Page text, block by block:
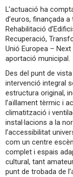
L’actuació ha
d’euros, finançada
Rehabilitació
Recuperació,
Unió Europea –
aportació municipal.
Des del punt de
intervenció integral
estructura original,
l’aïllament tèrmic i
climatització i
instal·lacions a la
l’accessibilitat
com un centre
complet i espais
cultural, tant
punt de trobada de